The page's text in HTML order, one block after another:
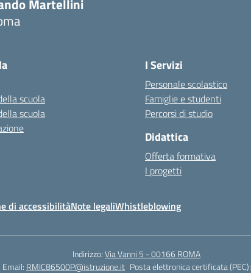
Martellini
scuola
scuola
I Servizi
Personale scolastico
Famiglie e studenti
Percorsi di studio
Didattica
Offerta formativa
I progetti
di accessibilitàNote legaliWhistleblowing
Indirizzo:Via Vanni 5 - 00166 ROMA
Email: RMIC86500P@istruzione.it Posta elettronica certificata (PEC):